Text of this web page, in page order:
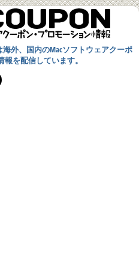
外、国内のMacソフトウェアクーポ
を配信しています。